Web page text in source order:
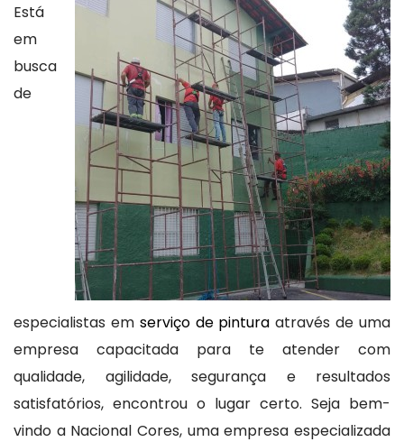
Está
em
busca
de
especialistas em serviço de pintura através de uma
empresa capacitada para te atender com
qualidade, agilidade, segurança e resultados
satisfatórios, encontrou o lugar certo. Seja bem-
vindo a Nacional Cores, uma empresa especializada